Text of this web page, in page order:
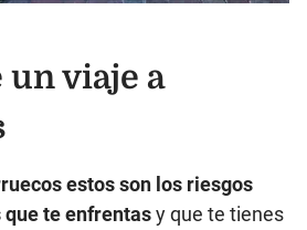
un viaje a
estos son los riesgos
que te enfrentasy que te tienes